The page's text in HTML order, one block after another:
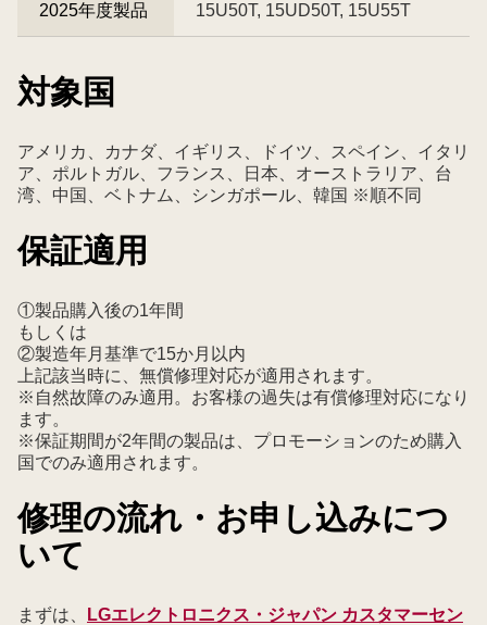
2025年度製品 15U50T, 15UD50T, 15U55T
対象国
アメリカ、カナダ、イギリス、ドイツ、スペイン、イタリ
ア、ポルトガル、フランス、日本、オーストラリア、台
湾、中国、ベトナム、シンガポール、韓国 ※順不同
保証適用
①製品購入後の1年間
もしくは
②製造年月基準で15か月以内
上記該当時に、無償修理対応が適用されます。
※自然故障のみ適用。お客様の過失は有償修理対応になり
ます。
※保証期間が2年間の製品は、プロモーションのため購入
国でのみ適用されます。
修理の流れ・お申し込みにつ
いて
まずは、
LGエレクトロニクス・ジャパン カスタマーセン